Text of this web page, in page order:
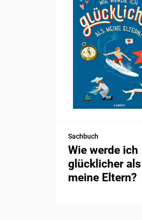
Sachbuch
Wie werde ich
glücklicher als
meine Eltern?